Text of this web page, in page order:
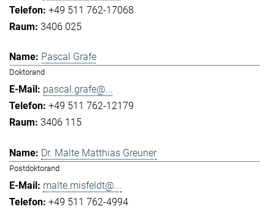
+49 511 762-17068
3406 025
Pascal Grafe
Doktorand
pascal.grafe@...
+49 511 762-12179
3406 115
Dr. Malte Matthias Greuner
Postdoktorand
malte.misfeldt@...
+49 511 762-4994